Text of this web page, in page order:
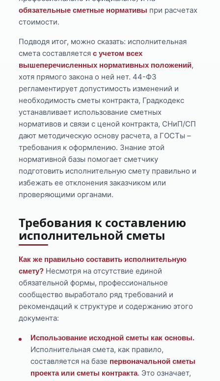
обязательные сметные нормативы при расчетах
стоимости.
Подводя итог, можно сказать: исполнительная
смета составляетсяс учетом всех
вышеперечисленных нормативных положений,
хотя прямого закона о ней нет. 44-ФЗ
регламентирует допустимость изменений и
необходимость сметы контракта, Градкодекс
устанавливает использование сметных
нормативов и связи с ценой контракта, СНиП/СП
дают методическую основу расчета, а ГОСТы –
требования к оформлению. Знание этой
нормативной базы помогает сметчику
подготовить исполнительную смету правильно и
избежать ее отклонения заказчиком или
проверяющими органами.
Требования к составлению
исполнительной сметы
Как же правильно составить исполнительную
смету? Несмотря на отсутствие единой
обязательной формы, профессиональное
сообщество выработало ряд требований и
рекомендаций к структуре и содержанию этого
документа:
Использование исходной сметы как основы.
Исполнительная смета, как правило,
составляется на базе первоначальной сметы
проекта или сметы контракта. Это означает,